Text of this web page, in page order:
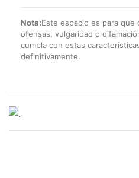
Nota:Este espacio es para
ofensas, vulgaridad o
cumpla con estas
definitivamente.